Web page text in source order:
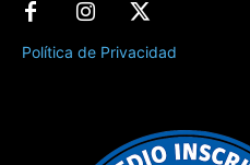
Política de Privacidad